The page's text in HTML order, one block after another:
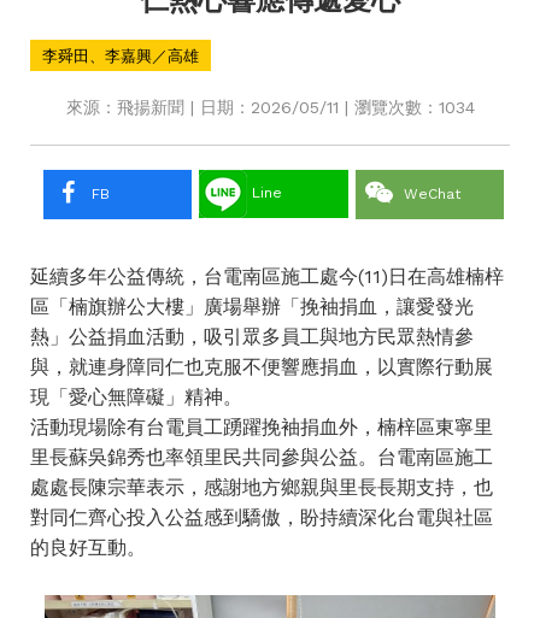
李舜田、李嘉興／高雄
來源：飛揚新聞 | 日期：2026/05/11 | 瀏覽次數：1034
FB Line WeChat
延續多年公益傳統，台電南區施工處今(11)日在高雄楠梓
區「楠旗辦公大樓」廣場舉辦「挽袖捐血，讓愛發光
熱」公益捐血活動，吸引眾多員工與地方民眾熱情參
與，就連身障同仁也克服不便響應捐血，以實際行動展
現「愛心無障礙」精神。
活動現場除有台電員工踴躍挽袖捐血外，楠梓區東寧里
里長蘇吳錦秀也率領里民共同參與公益。台電南區施工
處處長陳宗華表示，感謝地方鄉親與里長長期支持，也
對同仁齊心投入公益感到驕傲，盼持續深化台電與社區
的良好互動。